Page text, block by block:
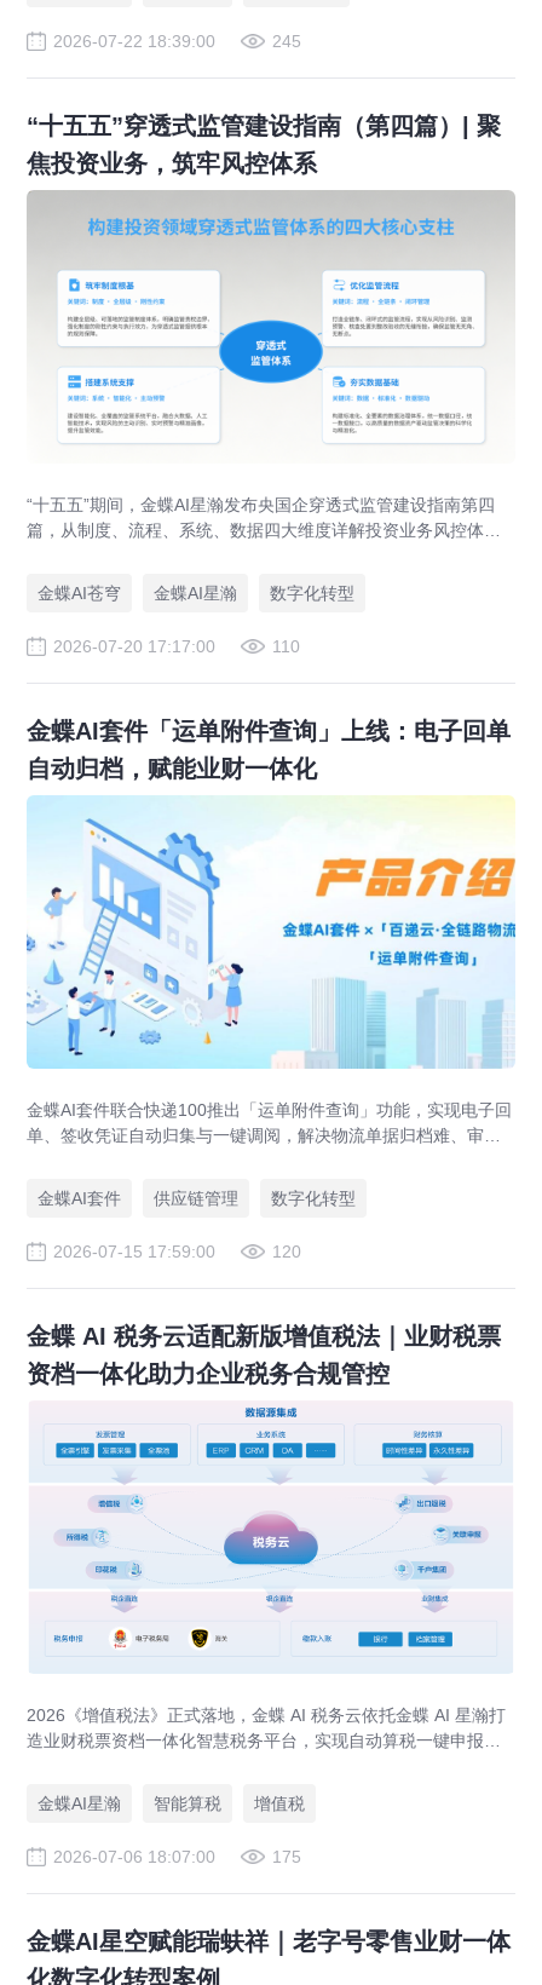
2026-07-22 18:39:00 245
“十五五”穿透式监管建设指南（第四篇）| 聚
焦投资业务，筑牢风控体系
“十五五”期间，金蝶AI星瀚发布央国企穿透式监管建设指南第四
篇，从制度、流程、系统、数据四大维度详解投资业务风控体系
金蝶AI苍穹
金蝶AI星瀚 数字化转型
2026-07-20 17:17:00 110
金蝶AI套件「运单附件查询」上线：电子回单
自动归档，赋能业财一体化
金蝶AI套件联合快递100推出「运单附件查询」功能，实现电子回
单、签收凭证自动归集与一键调阅，解决物流单据归档难、审计
一。
金蝶AI套件 供应链管理 数字化转型
2026-07-15 17:59:00 120
金蝶 AI 税务云适配新版增值税法｜业财税票
资档一体化助力企业税务合规管控
2026《增值税法》正式落地，金蝶 AI 税务云依托金蝶 AI 星瀚打
造业财税票资档一体化智慧税务平台，实现自动算税一键申报、
式监管。
金蝶AI星瀚 智能算税 增值税
2026-07-06 18:07:00 175
金蝶AI星空赋能瑞蚨祥｜老字号零售业财一体
化数字化转型案例